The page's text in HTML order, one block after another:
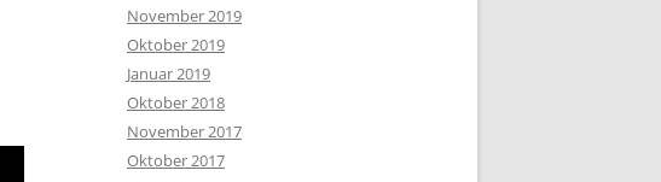
November 2019
Oktober 2019
Januar 2019
Oktober 2018
November 2017
Oktober 2017